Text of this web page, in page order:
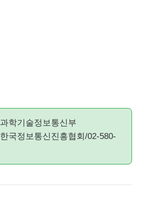
과학기술정보통신부
한국정보통신진흥협회/02-580-